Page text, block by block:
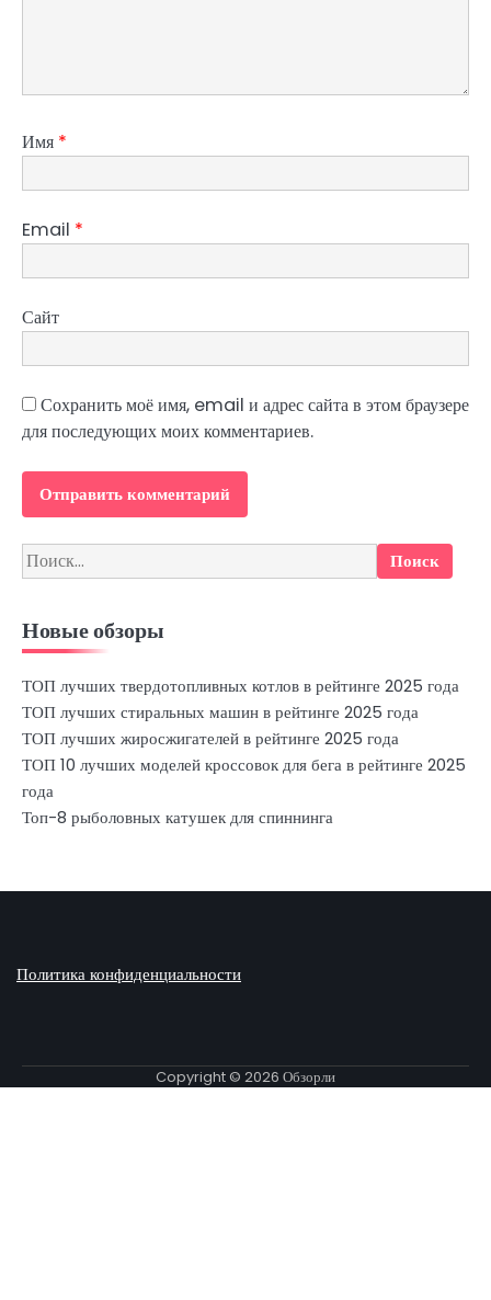
Имя *
Email *
Сайт
Сохранить моё имя, email и адрес сайта в этом браузере
для последующих моих комментариев.
Найти:
Новые обзоры
ТОП лучших твердотопливных котлов в рейтинге 2025 года
ТОП лучших стиральных машин в рейтинге 2025 года
ТОП лучших жиросжигателей в рейтинге 2025 года
ТОП 10 лучших моделей кроссовок для бега в рейтинге 2025
года
Топ-8 рыболовных катушек для спиннинга
Политика конфиденциальности
Copyright © 2026 Обзорли